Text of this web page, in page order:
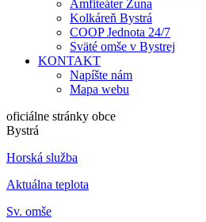
Amfiteáter Zuna
Kolkáreň Bystrá
COOP Jednota 24/7
Sväté omše v Bystrej
KONTAKT
Napíšte nám
Mapa webu
oficiálne stránky obce
Bystrá
Horská služba
Aktuálna teplota
Sv. omše